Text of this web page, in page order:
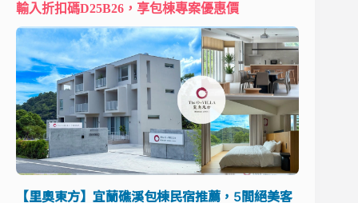
輸入折扣碼D25B26，享包棟專案優惠價
【里奧東方】宜蘭礁溪包棟民宿推薦，5間絕美客